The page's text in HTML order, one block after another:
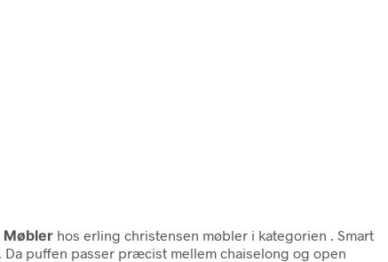
Møbler hos erling christensen møbler i kategorien
. Smart
puffen passer præcist mellem chaiselong og open